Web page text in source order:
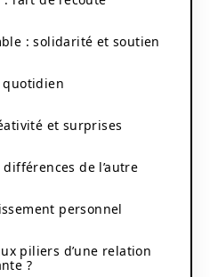
: solidarité et soutien
et surprises
de l’autre
personnel
piliers d’une relation
?